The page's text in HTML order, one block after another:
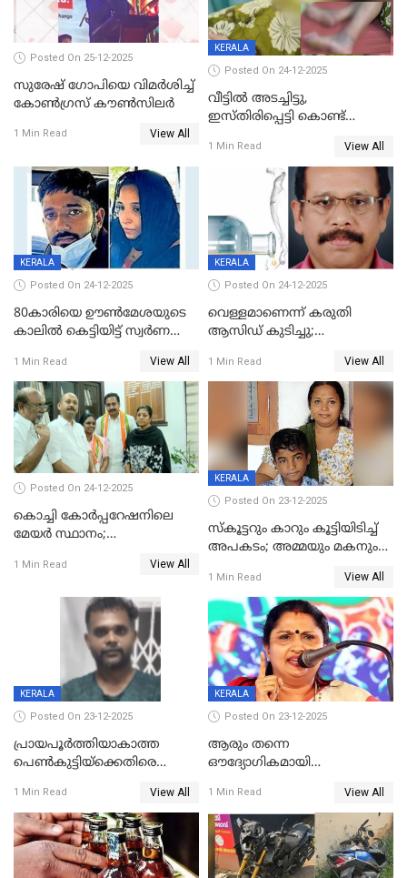
Posted On 25-12-2025
സുരേഷ് ഗോപിയെ വിമര്‍ശിച്ച്
കോണ്‍ഗ്രസ് കൗണ്‍സിലര്‍
1 Min Read View All
KERALA
Posted On 24-12-2025
വീട്ടിൽ അടച്ചിട്ടു,
ഇസ്തിരിപ്പെട്ടി കൊണ്ട്
ഗർഭിണിയായ യുവതിക്ക് ക്രൂര
1 Min Read View All
KERALA
Posted On 24-12-2025
80കാരിയെ ഊൺമേശയുടെ
കാലിൽ കെട്ടിയിട്ട് സ്വർണവും
കൊച്ചുമകനും സുഹൃത്തും
അറസ്റ്റിൽ
1 Min Read View All
KERALA
Posted On 24-12-2025
വെള്ളമാണെന്ന് കരുതി
ആസിഡ് കുടിച്ചു;
മരിച്ചു
1 Min Read View All
Posted On 24-12-2025
കൊച്ചി കോര്‍പ്പറേഷനിലെ
മേയര്‍ സ്ഥാനം;
രൂക്ഷം
1 Min Read View All
KERALA
Posted On 23-12-2025
സ്കൂട്ടറും കാറും കൂട്ടിയിടിച്ച്
അപകടം; അമ്മയും മകനും
ഗുരുതരാവസ്ഥയിൽ
1 Min Read View All
KERALA
Posted On 23-12-2025
പ്രായപൂർത്തിയാകാത്ത
പെൺകുട്ടിയ്ക്കെതിരെ
59 വർഷം തടവും 90,൦൦൦ രൂപ
പിഴയും ശിക്ഷ
1 Min Read View All
KERALA
Posted On 23-12-2025
ആരും തന്നെ
ഔദ്യോഗികമായി
കണ്ടെത്താൻ ഇന്ന് കോർ
കമ്മിറ്റി കൂടിയില്ല';
അതൃപ്തിയുമായി ദീപ്തി മേരി
വർഗീസ്
1 Min Read View All